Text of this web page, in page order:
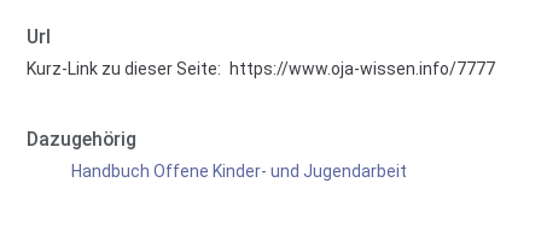
Url
Kurz-Link zu dieser Seite: https://www.oja-wissen.info/7777
Dazugehörig
Handbuch Offene Kinder- und Jugendarbeit